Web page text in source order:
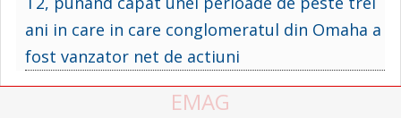
ani in care in care conglomeratul din Omaha a
fost vanzator net de actiuni
EMAG